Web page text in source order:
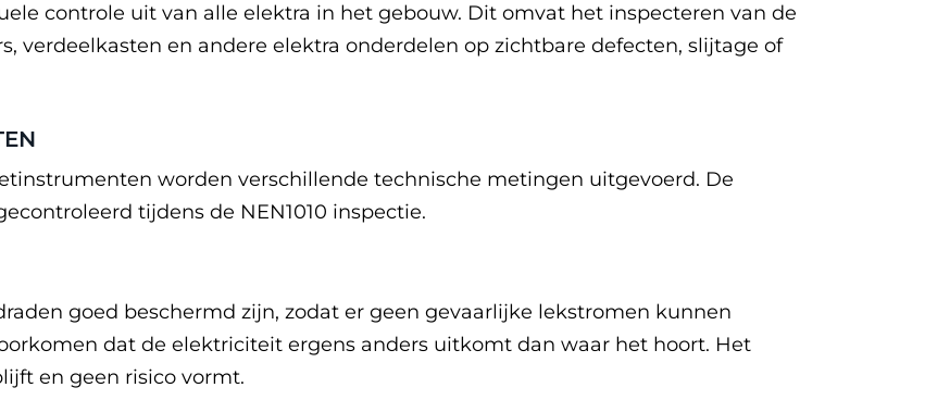
controle uit van alle elektra in het gebouw. Dit omvat het inspecteren van de
verdeelkasten en andere elektra onderdelen op zichtbare defecten, slijtage of
worden verschillende technische metingen uitgevoerd. De
tijdens de NEN1010 inspectie.
goed beschermd zijn, zodat er geen gevaarlijke lekstromen kunnen
dat de elektriciteit ergens anders uitkomt dan waar het hoort. Het
en geen risico vormt.